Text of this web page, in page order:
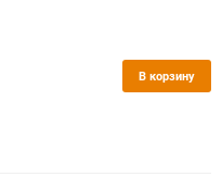
В корзину